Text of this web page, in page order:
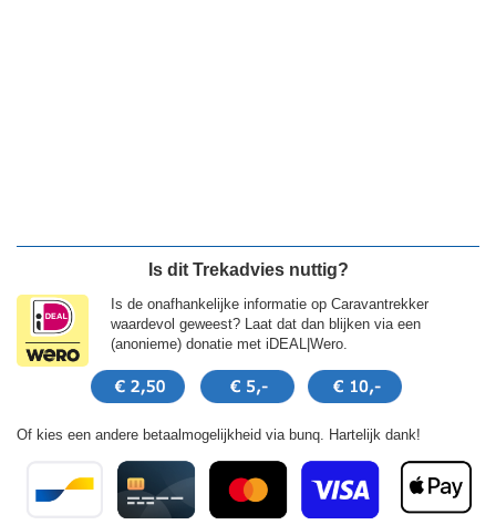
Is dit Trekadvies nuttig?
Is de onafhankelijke informatie op Caravantrekker
waardevol geweest? Laat dat dan blijken via een
(anonieme) donatie met iDEAL|Wero.
Of kies een andere betaalmogelijkheid via bunq. Hartelijk dank!